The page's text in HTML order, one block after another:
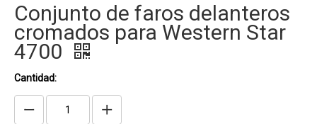
Conjunto de faros delanteros
cromados para Western Star
4700
Cantidad: